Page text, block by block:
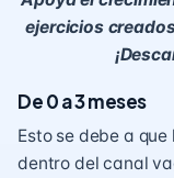
ejercicios
De 0 a 3 meses
Esto se debe a
dentro del canal